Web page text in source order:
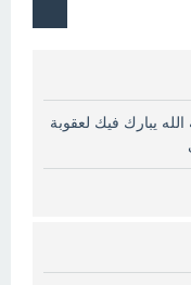
يبارك فيك لعقوبة